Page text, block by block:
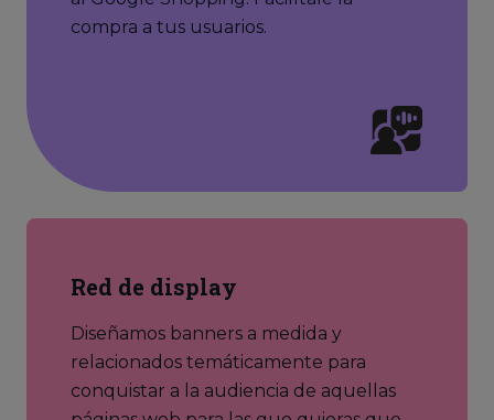
compra a tus usuarios.
Red de display
Diseñamos banners a medida y
relacionados temáticamente para
conquistar a la audiencia de aquellas